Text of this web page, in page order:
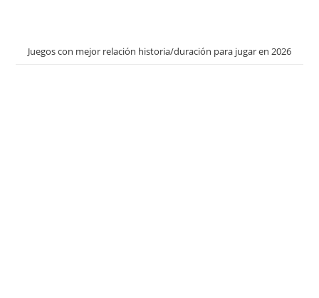
Juegos con mejor relación historia/duración para jugar en 2026